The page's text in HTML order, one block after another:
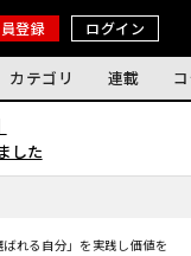
登録 ログイン
カテゴリ 連載
した
ばれる自分」を実践し価値を最